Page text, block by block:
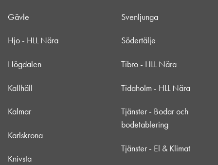
Gävle
Hjo - HLL Nära
Högdalen
Kallhäll
Kalmar
Karlskrona
Knivsta
Svenljunga
Södertälje
Tibro - HLL Nära
Tidaholm - HLL Nära
Tjänster - Bodar och
bodetablering
Tjänster - El & Klimat